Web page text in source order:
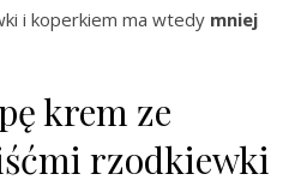
i koperkiem ma wtedy mniej
krem ze
rzodkiewki